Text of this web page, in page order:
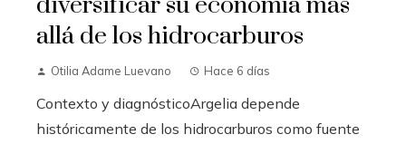
allá de los hidrocarburos
Otilia Adame Luevano Hace 6 días
Contexto y diagnósticoArgelia depende
históricamente de los hidrocarburos como fuente